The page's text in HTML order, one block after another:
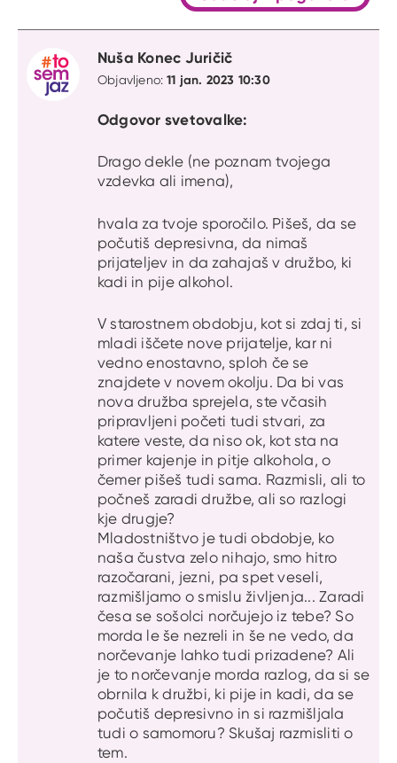
Nuša Konec Juričič
Objavljeno:11 jan. 2023 10:30
Odgovor svetovalke:
Drago dekle (ne poznam tvojega
vzdevka ali imena),
hvala za tvoje sporočilo. Pišeš, da se
počutiš depresivna, da nimaš
prijateljev in da zahajaš v družbo, ki
kadi in pije alkohol.
V starostnem obdobju, kot si zdaj ti, si
mladi iščete nove prijatelje, kar ni
vedno enostavno, sploh če se
znajdete v novem okolju. Da bi vas
nova družba sprejela, ste včasih
pripravljeni početi tudi stvari, za
katere veste, da niso ok, kot sta na
primer kajenje in pitje alkohola, o
čemer pišeš tudi sama. Razmisli, ali to
počneš zaradi družbe, ali so razlogi
kje drugje?
Mladostništvo je tudi obdobje, ko
naša čustva zelo nihajo, smo hitro
razočarani, jezni, pa spet veseli,
razmišljamo o smislu življenja... Zaradi
česa se sošolci norčujejo iz tebe? So
morda le še nezreli in še ne vedo, da
norčevanje lahko tudi prizadene? Ali
je to norčevanje morda razlog, da si se
obrnila k družbi, ki pije in kadi, da se
počutiš depresivno in si razmišljala
tudi o samomoru? Skušaj razmisliti o
tem.